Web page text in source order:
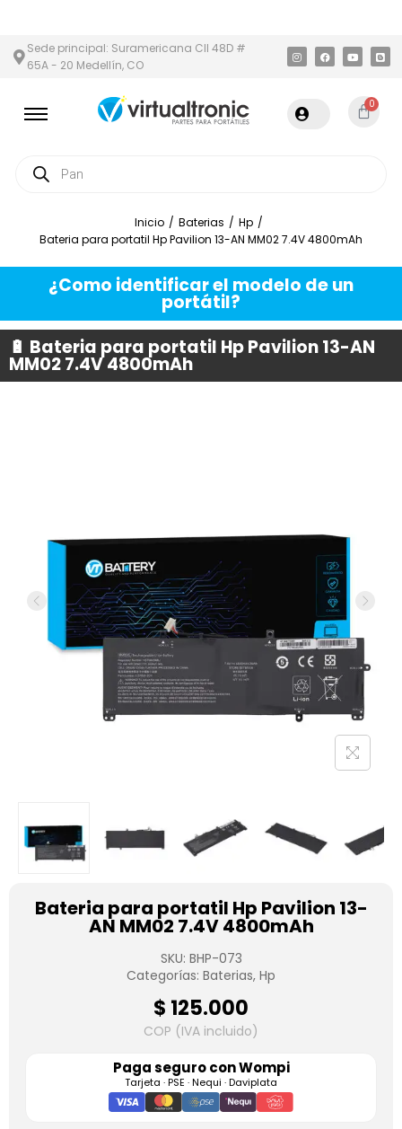
Sede principal: Suramericana Cll 48D #
65A - 20 Medellín, CO
0
Inicio / Baterias / Hp /
Bateria para portatil Hp Pavilion 13-AN MM02 7.4V 4800mAh
¿Como identificar el modelo de un
portátil?
🔋 Bateria para portatil Hp Pavilion 13-AN
MM02 7.4V 4800mAh
Bateria para portatil Hp Pavilion 13-
AN MM02 7.4V 4800mAh
SKU: BHP-073
Categorías: Baterias, Hp
$ 125.000
COP (IVA incluido)
Paga seguro conWompi
Tarjeta · PSE · Nequi · Daviplata